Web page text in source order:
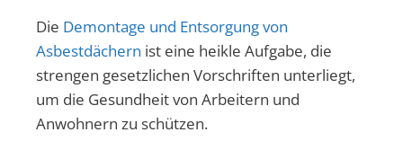
Die Demontage und Entsorgung von
Asbestdächern ist eine heikle Aufgabe, die
strengen gesetzlichen Vorschriften unterliegt,
um die Gesundheit von Arbeitern und
Anwohnern zu schützen.